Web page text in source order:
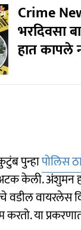
Crime
भरदिवसा
हात कापले
पुन्हापोलिस
केली. अंशुमन
वायरलेस
करतो. या